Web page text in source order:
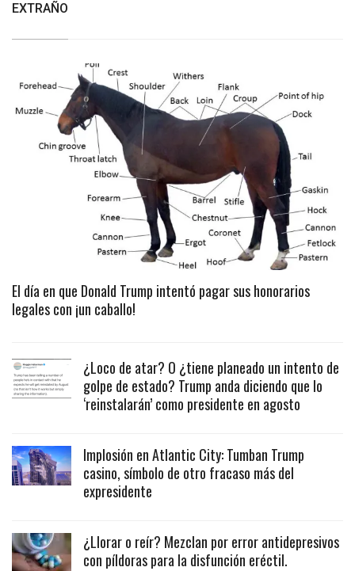
EXTRAÑO
El día en que Donald Trump intentó pagar sus honorarios
legales con ¡un caballo!
¿Loco de atar? O ¿tiene planeado un intento de
golpe de estado? Trump anda diciendo que lo
‘reinstalarán’ como presidente en agosto
Implosión en Atlantic City: Tumban Trump
casino, símbolo de otro fracaso más del
expresidente
¿Llorar o reír? Mezclan por error antidepresivos
con píldoras para la disfunción eréctil.